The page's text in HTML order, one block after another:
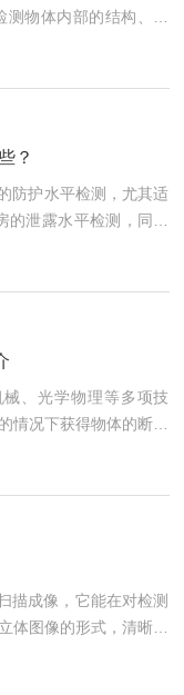
物体内部的结构、组
高科技产品。工业CT
电子辐射发生器。电
射源的优点是它的能谱
简单；其缺点是辐射源
？
防护水平检测，尤其适
泄露水平检测，同时
是放射卫生评价、环境
应急场合的理想检测
半导体就容易出现短路
完成后需要进行缺陷检
、光学物理等多项技
情况下获得物体的断层
大型项目经常用到的技
电子机械，新材料研
计算机系统、辅助系统
线源发出射线束，数控
描成像，它能在对检测
体图像的形式，清晰、
成、材质及缺损状况。
的减弱和吸收特性。